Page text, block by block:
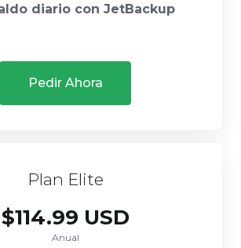
diario con JetBackup
Pedir Ahora
Plan Elite
$114.99 USD
Anual